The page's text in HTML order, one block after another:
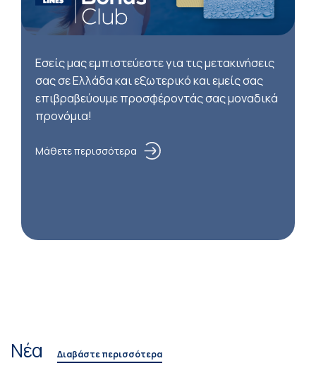
Εσείς μας εμπιστεύεστε για τις μετακινήσεις
σας σε Ελλάδα και εξωτερικό και εμείς σας
επιβραβεύουμε προσφέροντάς σας μοναδικά
προνόμια!
Μάθετε περισσότερα
Νέα Διαβάστε περισσότερα